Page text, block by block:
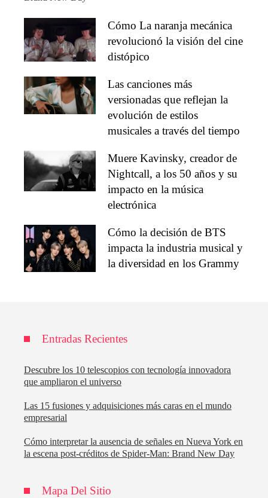
Cómo La naranja mecánica
revolucionó la visión del cine
distópico
Las canciones más
versionadas que reflejan la
evolución de estilos
musicales a través del tiempo
Muere Kavinsky, creador de
Nightcall, a los 50 años y su
impacto en la música
electrónica
Cómo la decisión de BTS
impacta la industria musical y
la diversidad en los Grammy
Entradas Recientes
Descubre los 10 telescopios con tecnología innovadora
que ampliaron el universo
Las 15 fusiones y adquisiciones más caras en el mundo
empresarial
Cómo interpretar la ausencia de señales en Nueva York en
la escena post-créditos de Spider-Man: Brand New Day
Mapa Del Sitio